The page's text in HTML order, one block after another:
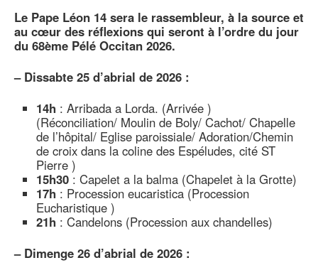
Le Pape Léon 14 sera le rassembleur, à la source et
au cœur des réflexions qui seront à l’ordre du jour
du 68ème Pélé Occitan 2026.
– Dissabte 25 d’abrial de 2026 :
14h : Arribada a Lorda. (Arrivée )
(Réconciliation/ Moulin de Boly/ Cachot/ Chapelle
de l’hôpital/ Eglise paroissiale/ Adoration/Chemin
de croix dans la coline des Espéludes, cité ST
Pierre )
15h30 : Capelet a la balma (Chapelet à la Grotte)
17h : Procession eucaristica (Procession
Eucharistique )
21h : Candelons (Procession aux chandelles)
– Dimenge 26 d’abrial de 2026 :